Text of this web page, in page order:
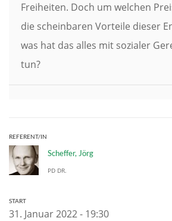
Freiheiten. Doch um welchen
die scheinbaren Vorteile dieser
was hat das alles mit sozialer
tun?
REFERENT/IN
Scheffer, Jörg
PD DR.
START
31. Januar 2022 - 19:30